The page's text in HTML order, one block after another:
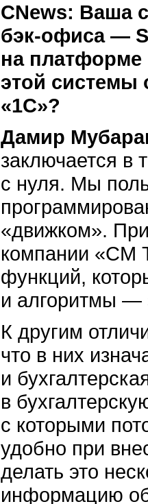
СNews: Ваша
бэк-офиса—
на платформе
этой системы
«1С»?
Дамир
заключается в
с нуля. Мы
«движком».
компании «СМ
функций,
и алгоритмы —
К другим
что в них
и
в
с которыми
удобно при
делать это
информацию об